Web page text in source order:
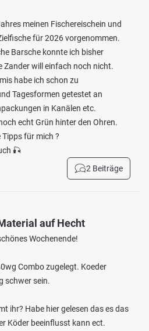
meinen Fischereischein und
für 2026 vorgenommen.
Barsche konnte ich bisher
Zander will einfach noch nicht.
habe ich schon zu
Tagesformen getestet an
in Kanälen etc.
echt Grün hinter den Ohren.
für mich ?
🎣
2 Beiträge
auf Hecht
Wochenende!
Combo zugelegt. Koeder
schwer sein.
ihr? Habe hier gelesen das es das
Köder beeinflusst kann ect.